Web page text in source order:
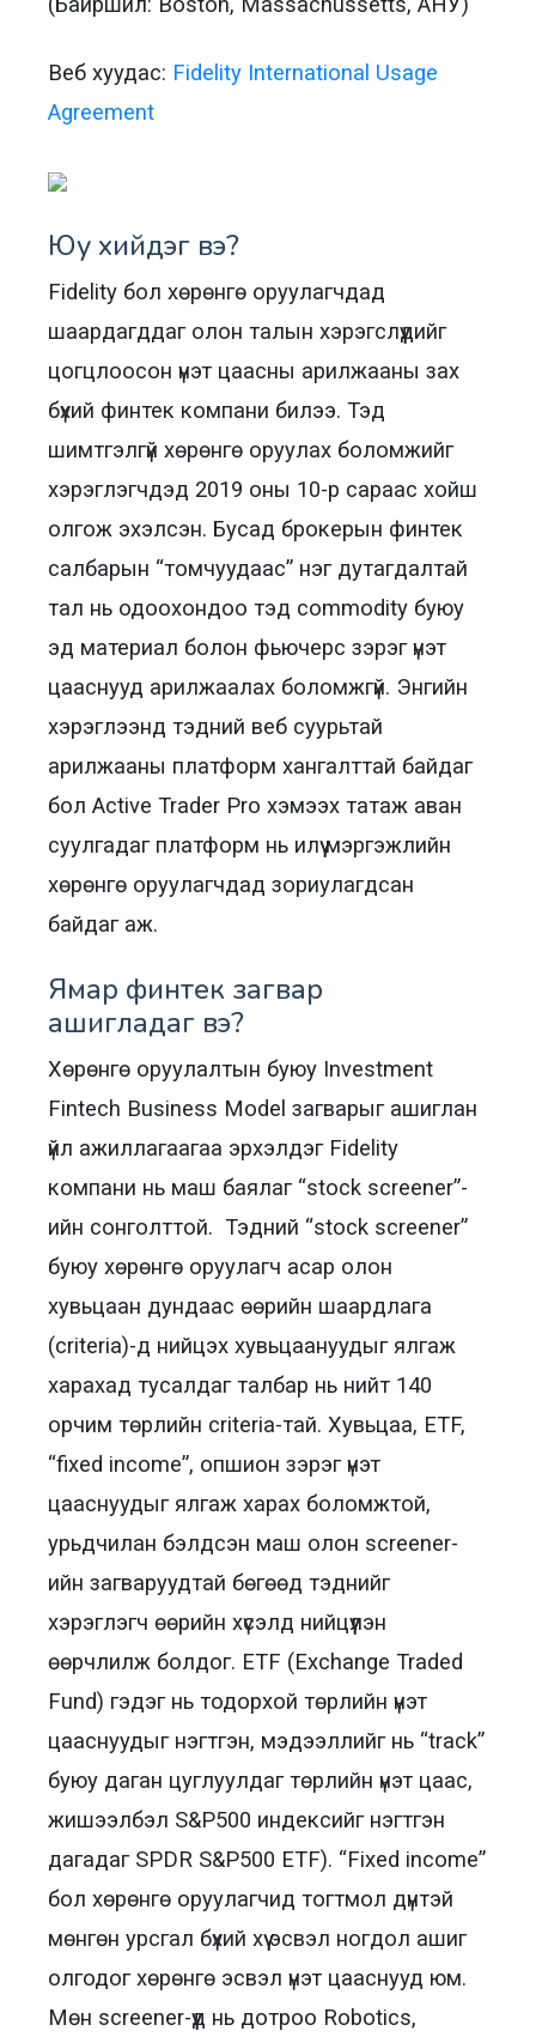
Веб хуудас: Fidelity International Usage
Agreement
Юу хийдэг вэ?
Fidelity бол хөрөнгө оруулагчдад
шаардагддаг олон талын хэрэгслүүдийг
цогцлоосон үнэт цаасны арилжааны зах
бүхий финтек компани билээ. Тэд
шимтгэлгүй хөрөнгө оруулах боломжийг
хэрэглэгчдэд 2019 оны 10-р сараас хойш
олгож эхэлсэн. Бусад брокерын финтек
салбарын “томчуудаас” нэг дутагдалтай
тал нь одоохондоо тэд commodity буюу
эд материал болон фьючерс зэрэг үнэт
цааснууд арилжаалах боломжгүй. Энгийн
хэрэглээнд тэдний веб суурьтай
арилжааны платформ хангалттай байдаг
бол Active Trader Pro хэмээх татаж аван
суулгадаг платформ нь илүү мэргэжлийн
хөрөнгө оруулагчдад зориулагдсан
байдаг аж.
Ямар финтек загвар
ашигладаг вэ?
Хөрөнгө оруулалтын буюу Investment
Fintech Business Model загварыг ашиглан
үйл ажиллагаагаа эрхэлдэг Fidelity
компани нь маш баялаг “stock screener”-
ийн сонголттой. Тэдний “stock screener”
буюу хөрөнгө оруулагч асар олон
хувьцаан дундаас өөрийн шаардлага
(criteria)-д нийцэх хувьцаануудыг ялгаж
харахад тусалдаг талбар нь нийт 140
орчим төрлийн criteria-тай. Хувьцаа, ETF,
“fixed income”, опшион зэрэг үнэт
цааснуудыг ялгаж харах боломжтой,
урьдчилан бэлдсэн маш олон screener-
ийн загваруудтай бөгөөд тэднийг
хэрэглэгч өөрийн хүсэлд нийцүүлэн
өөрчлилж болдог. ETF (Exchange Traded
Fund) гэдэг нь тодорхой төрлийн үнэт
цааснуудыг нэгтгэн, мэдээллийг нь “track”
буюу даган цуглуулдаг төрлийн үнэт цаас,
жишээлбэл S&P500 индексийг нэгтгэн
дагадаг SPDR S&P500 ETF). “Fixed income”
бол хөрөнгө оруулагчид тогтмол дүнтэй
мөнгөн урсгал бүхий хүү эсвэл ногдол ашиг
олгодог хөрөнгө эсвэл үнэт цааснууд юм.
Мөн screener-үүд нь дотроо Robotics,